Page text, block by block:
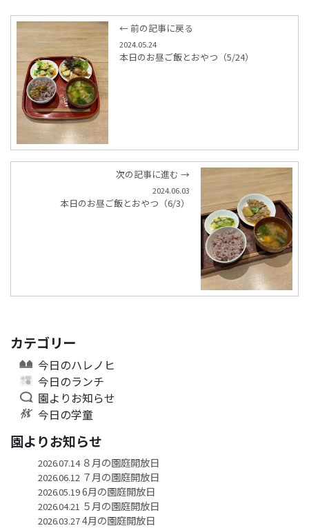
← 前の記事に戻る
2024.05.24
本日のお昼ご飯とおやつ（5/24）
次の記事に進む →
2024.06.03
本日のお昼ご飯とおやつ（6/3）
カテゴリー
今日のハレノヒ
今日のランチ
園よりお知らせ
今日の学童
園よりお知らせ
2026.07.14８月の園庭開放日
2026.06.12 ７月の園庭開放日
2026.05.196月の園庭開放日
2026.04.21 ５月の園庭開放日
2026.03.274月の園庭開放日